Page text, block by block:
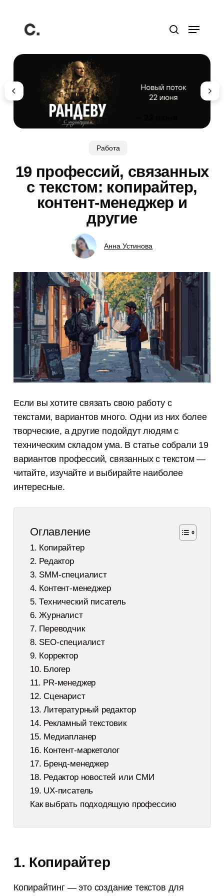
основному
содержанию
поиск
Меню
Работа
19 профессий, связанных
с текстом: копирайтер,
контент-менеджер и
другие
Анна Устинова
Если вы хотите связать свою работу с
текстами, вариантов много. Одни из них более
творческие, а другие подойдут людям с
техническим складом ума. В статье собрали 19
вариантов профессий, связанных с текстом —
читайте, изучайте и выбирайте наиболее
интересные.
Оглавление
1. Копирайтер
2. Редактор
3. SMM-специалист
4. Контент-менеджер
5. Технический писатель
6. Журналист
7. Переводчик
8. SEO-специалист
9. Корректор
10. Блогер
11. PR-менеджер
12. Сценарист
13. Литературный редактор
14. Рекламный текстовик
15. Медиапланер
16. Контент-маркетолог
17. Бренд-менеджер
18. Редактор новостей или СМИ
19. UX-писатель
Как выбрать подходящую профессию
1. Копирайтер
Копирайтинг — это создание текстов для